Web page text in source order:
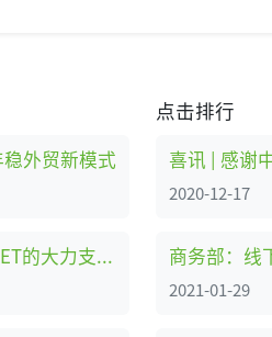
外贸新模式
喜讯 | 感谢中山市物流协会对LET的大力支持！
点击排行
2020-12-17
商务部：线
2021-01-29